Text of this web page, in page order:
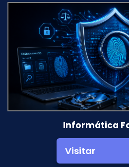
Informática